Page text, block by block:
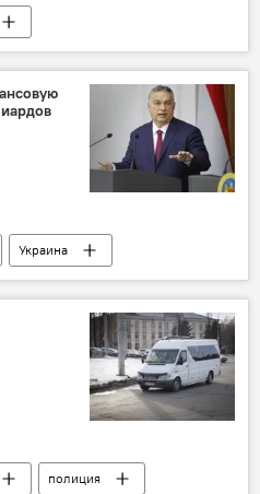
Украина
полиция